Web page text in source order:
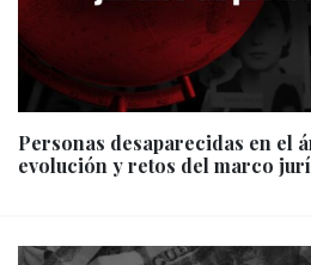
Personas desaparecidas en el
evolución y retos del marco